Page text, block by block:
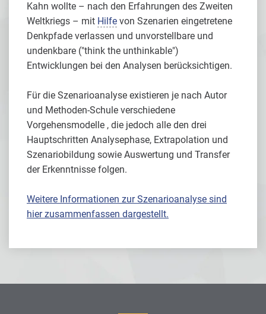
Kahn wollte – nach den Erfahrungen des Zweiten
Weltkriegs – mit Hilfe von Szenarien eingetretene
Denkpfade verlassen und unvorstellbare und
undenkbare ("think the unthinkable")
Entwicklungen bei den Analysen berücksichtigen.
Für die Szenarioanalyse existieren je nach Autor
und Methoden-Schule verschiedene
Vorgehensmodelle , die jedoch alle den drei
Hauptschritten Analysephase, Extrapolation und
Szenariobildung sowie Auswertung und Transfer
der Erkenntnisse folgen.
Weitere Informationen zur Szenarioanalyse sind
hier zusammenfassen dargestellt.